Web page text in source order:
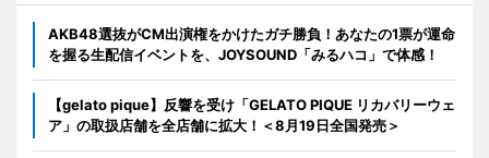
AKB48選抜がCM出演権をかけたガチ勝負！あなたの1票が運命
を握る生配信イベントを、JOYSOUND「みるハコ」で体感！
【gelato pique】反響を受け「GELATO PIQUE リカバリーウェ
ア」の取扱店舗を全店舗に拡大！＜8月19日全国発売＞